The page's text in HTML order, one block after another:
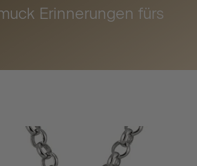
Erinnerungen fürs